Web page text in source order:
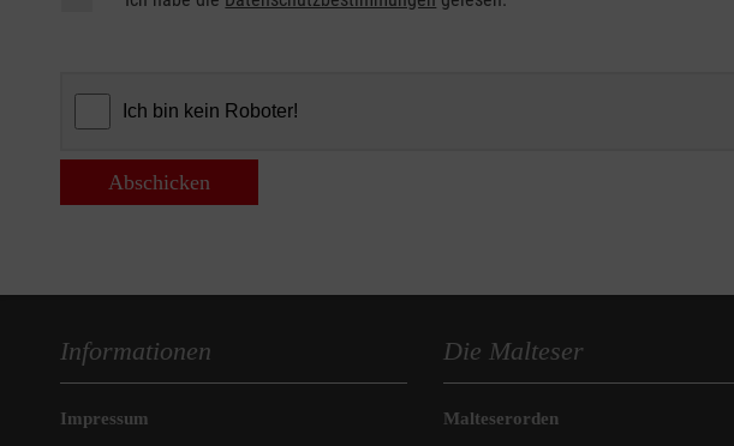
Abschicken
Informationen
Impressum
Die Malteser
Malteserorden